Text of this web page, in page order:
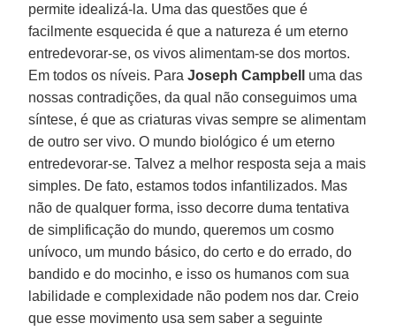
permite idealizá-la. Uma das questões que é
facilmente esquecida é que a natureza é um eterno
entredevorar-se, os vivos alimentam-se dos mortos.
Em todos os níveis. ParaJoseph Campbell
uma das
nossas contradições, da qual não conseguimos uma
síntese, é que as criaturas vivas sempre se alimentam
de outro ser vivo. O mundo biológico é um eterno
entredevorar-se. Talvez a melhor resposta seja a mais
simples. De fato, estamos todos infantilizados. Mas
não de qualquer forma, isso decorre duma tentativa
de simplificação do mundo, queremos um cosmo
unívoco, um mundo básico, do certo e do errado, do
bandido e do mocinho, e isso os humanos com sua
labilidade e complexidade não podem nos dar. Creio
que esse movimento usa sem saber a seguinte